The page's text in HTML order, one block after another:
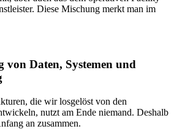
Diese Mischung merkt man im
von Daten, Systemen und
die wir losgelöst von den
nutzt am Ende niemand. Deshalb
an zusammen.